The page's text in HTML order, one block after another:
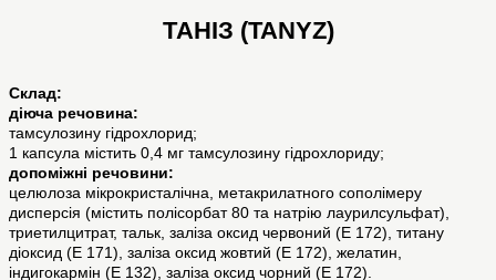
ТАНІЗ (TANYZ)
Склад:
діюча речовина:
тамсулозину гідрохлорид;
1 капсула містить 0,4 мг тамсулозину гідрохлориду;
допоміжні речовини:
целюлоза мікрокристалічна, метакрилатного сополімеру
дисперсія (містить полісорбат 80 та натрію лаурилсульфат),
триетилцитрат, тальк, заліза оксид червоний (Е 172), титану
діоксид (Е 171), заліза оксид жовтий (Е 172), желатин,
індигокармін (Е 132), заліза оксид чорний (Е 172).